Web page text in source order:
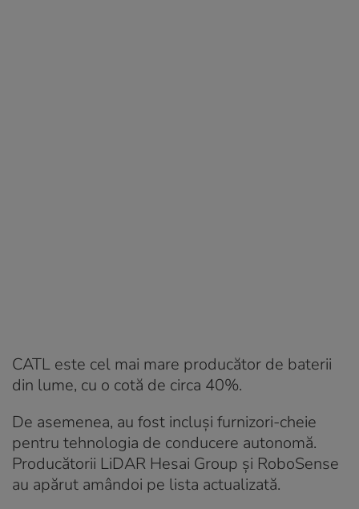
CATL este cel mai mare producător de baterii
din lume, cu o cotă de circa 40%.
De asemenea, au fost incluși furnizori-cheie
pentru tehnologia de conducere autonomă.
Producătorii LiDAR Hesai Group și RoboSense
au apărut amândoi pe lista actualizată.